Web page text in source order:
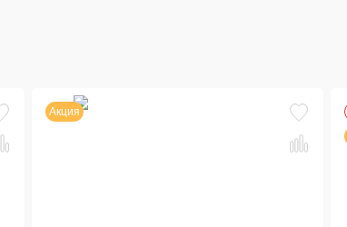
Акция